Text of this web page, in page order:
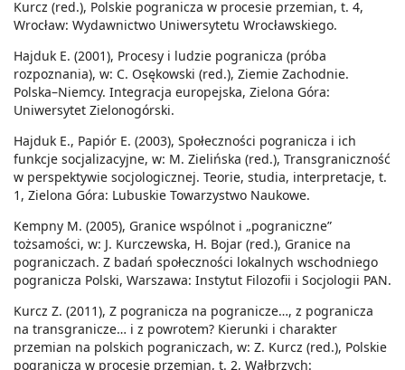
Kurcz (red.), Polskie pogranicza w procesie przemian, t. 4,
Wrocław: Wydawnictwo Uniwersytetu Wrocławskiego.
Hajduk E. (2001), Procesy i ludzie pogranicza (próba
rozpoznania), w: C. Osękowski (red.), Ziemie Zachodnie.
Polska–Niemcy. Integracja europejska, Zielona Góra:
Uniwersytet Zielonogórski.
Hajduk E., Papiór E. (2003), Społeczności pogranicza i ich
funkcje socjalizacyjne, w: M. Zielińska (red.), Transgraniczność
w perspektywie socjologicznej. Teorie, studia, interpretacje, t.
1, Zielona Góra: Lubuskie Towarzystwo Naukowe.
Kempny M. (2005), Granice wspólnot i „pograniczne”
tożsamości, w: J. Kurczewska, H. Bojar (red.), Granice na
pograniczach. Z badań społeczności lokalnych wschodniego
pogranicza Polski, Warszawa: Instytut Filozofii i Socjologii PAN.
Kurcz Z. (2011), Z pogranicza na pogranicze…, z pogranicza
na transgranicze… i z powrotem? Kierunki i charakter
przemian na polskich pograniczach, w: Z. Kurcz (red.), Polskie
pogranicza w procesie przemian, t. 2, Wałbrzych: